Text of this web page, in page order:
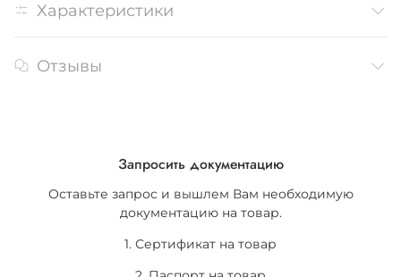
Характеристики
Отзывы
Запросить документацию
Оставьте запрос и вышлем Вам необходимую
документацию на товар.
1. Сертификат на товар